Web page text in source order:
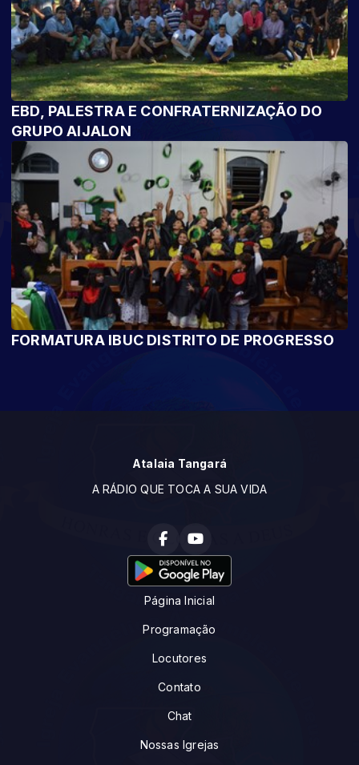
EBD, PALESTRA E CONFRATERNIZAÇÃO DO
GRUPO AIJALON
FORMATURA IBUC DISTRITO DE PROGRESSO
Atalaia Tangará
A RÁDIO QUE TOCA A SUA VIDA
Página Inicial
Programação
Locutores
Contato
Chat
Nossas Igrejas